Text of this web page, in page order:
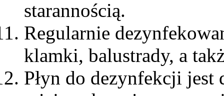
starannością.
Regularnie
klamki, balustrady, a
Płyn do dezynfekcji